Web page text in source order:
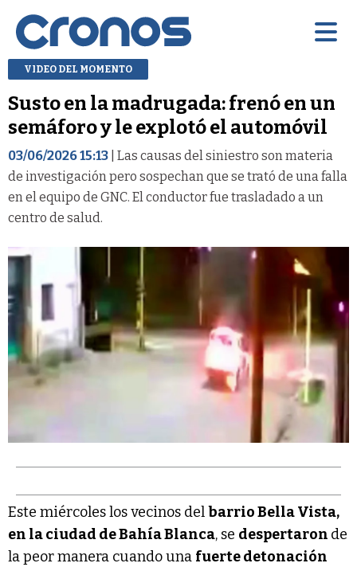
VIDEO DEL MOMENTO
Susto en la madrugada: frenó en un
semáforo y le explotó el automóvil
03/06/2026 15:13 | Las causas del siniestro son materia
de investigación pero sospechan que se trató de una falla
en el equipo de GNC. El conductor fue trasladado a un
centro de salud.
Este miércoles los vecinos delbarrio Bella Vista,
en la ciudad de Bahía Blanca, se despertaron de
la peor manera cuando una fuerte detonación